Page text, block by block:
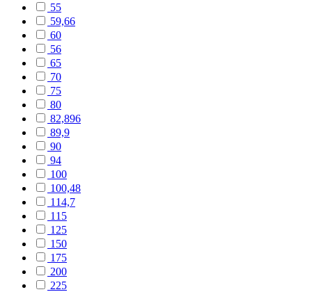
55
59,66
60
56
65
70
75
80
82,896
89,9
90
94
100
100,48
114,7
115
125
150
175
200
225